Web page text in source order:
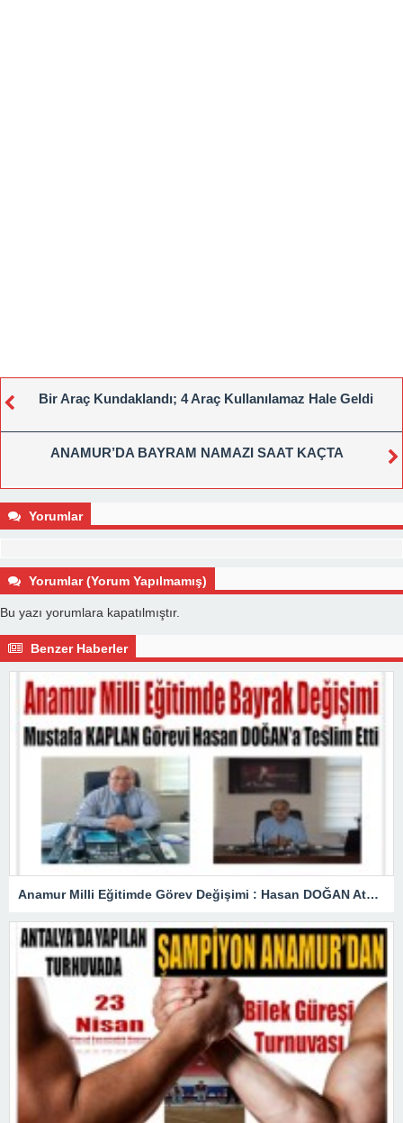
Bir Araç Kundaklandı; 4 Araç Kullanılamaz Hale Geldi
ANAMUR’DA BAYRAM NAMAZI SAAT KAÇTA
Yorumlar
Yorumlar (Yorum Yapılmamış)
Bu yazı yorumlara kapatılmıştır.
Benzer Haberler
Anamur Milli Eğitimde Görev Değişimi : Hasan DOĞAN Atandı